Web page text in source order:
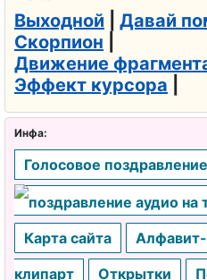
Выходной Давай
Скорпион
Движение
Эффект курсора
Инфа:
Голосовое поздравление
Карта сайта
клипарт
Открытки